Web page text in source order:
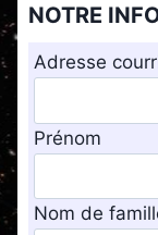
NOTRE
Adresse
Prénom
Nom de